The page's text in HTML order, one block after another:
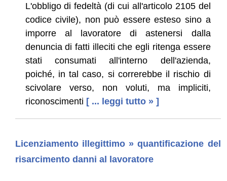
L'obbligo di fedeltà (di cui all'articolo 2105 del
codice civile), non può essere esteso sino a
imporre al lavoratore di astenersi dalla
denuncia di fatti illeciti che egli ritenga essere
stati consumati all'interno dell'azienda,
poiché, in tal caso, si correrebbe il rischio di
scivolare verso, non voluti, ma impliciti,
riconoscimenti [ ... leggi tutto » ]
Licenziamento illegittimo » quantificazione del
risarcimento danni al lavoratore